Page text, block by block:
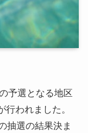
予選となる地区
われました。
抽選の結果決ま